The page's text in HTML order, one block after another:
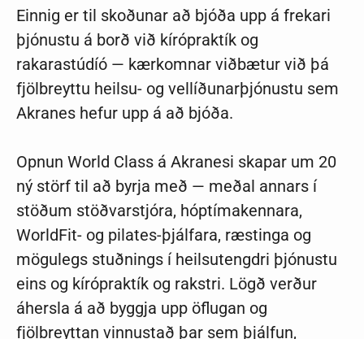
Einnig er til skoðunar að bjóða upp á frekari
þjónustu á borð við kírópraktík og
rakarastúdíó — kærkomnar viðbætur við þá
fjölbreyttu heilsu- og vellíðunarþjónustu sem
Akranes hefur upp á að bjóða.
Opnun World Class á Akranesi skapar um 20
ný störf til að byrja með — meðal annars í
stöðum stöðvarstjóra, hóptímakennara,
WorldFit- og pilates-þjálfara, ræstinga og
mögulegs stuðnings í heilsutengdri þjónustu
eins og kírópraktík og rakstri. Lögð verður
áhersla á að byggja upp öflugan og
fjölbreyttan vinnustað þar sem þjálfun,